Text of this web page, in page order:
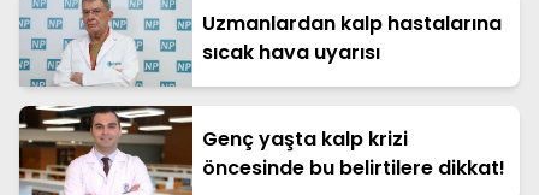
Uzmanlardan kalp hastalarına
sıcak hava uyarısı
Genç yaşta kalp krizi
öncesinde bu belirtilere dikkat!